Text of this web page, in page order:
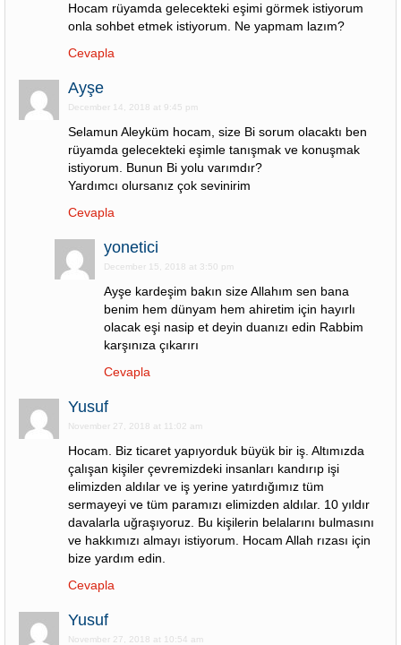
Hocam rüyamda gelecekteki eşimi görmek istiyorum
onla sohbet etmek istiyorum. Ne yapmam lazım?
Cevapla
Ayşe
December 14, 2018 at 9:45 pm
Selamun Aleyküm hocam, size Bi sorum olacaktı ben
rüyamda gelecekteki eşimle tanışmak ve konuşmak
istiyorum. Bunun Bi yolu varımdır?
Yardımcı olursanız çok sevinirim
Cevapla
yonetici
December 15, 2018 at 3:50 pm
Ayşe kardeşim bakın size Allahım sen bana
benim hem dünyam hem ahiretim için hayırlı
olacak eşi nasip et deyin duanızı edin Rabbim
karşınıza çıkarırı
Cevapla
Yusuf
November 27, 2018 at 11:02 am
Hocam. Biz ticaret yapıyorduk büyük bir iş. Altımızda
çalışan kişiler çevremizdeki insanları kandırıp işi
elimizden aldılar ve iş yerine yatırdığımız tüm
sermayeyi ve tüm paramızı elimizden aldılar. 10 yıldır
davalarla uğraşıyoruz. Bu kişilerin belalarını bulmasını
ve hakkımızı almayı istiyorum. Hocam Allah rızası için
bize yardım edin.
Cevapla
Yusuf
November 27, 2018 at 10:54 am